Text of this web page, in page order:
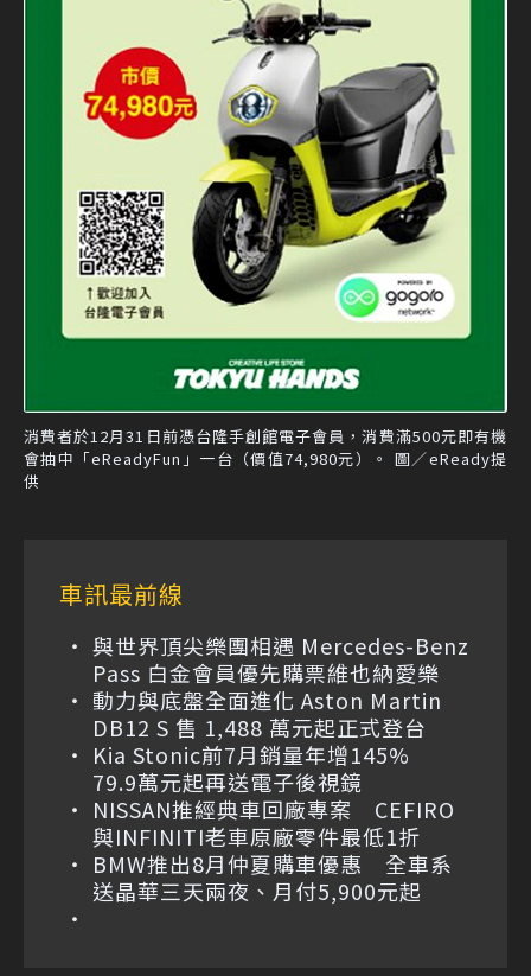
消費者於12月31日前憑台隆手創館電子會員，消費滿500元即有機
會抽中「eReadyFun」一台（價值74,980元）。 圖／eReady提
供
車訊最前線
與世界頂尖樂團相遇 Mercedes-Benz
Pass 白金會員優先購票維也納愛樂
動力與底盤全面進化 Aston Martin
DB12 S 售 1,488 萬元起正式登台
Kia Stonic前7月銷量年增145%
79.9萬元起再送電子後視鏡
NISSAN推經典車回廠專案 CEFIRO
與INFINITI老車原廠零件最低1折
BMW推出8月仲夏購車優惠 全車系
送晶華三天兩夜、月付5,900元起